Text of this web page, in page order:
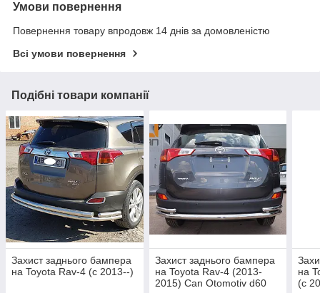
Умови повернення
Повернення товару впродовж 14 днів за домовленістю
Всі умови повернення
Подібні товари компанії
Захист заднього бампера
на Toyota Rav-4 (c 2013--)
Захист заднього бампера
на Toyota Rav-4 (2013-
2015) Can Otomotiv d60
на
(c